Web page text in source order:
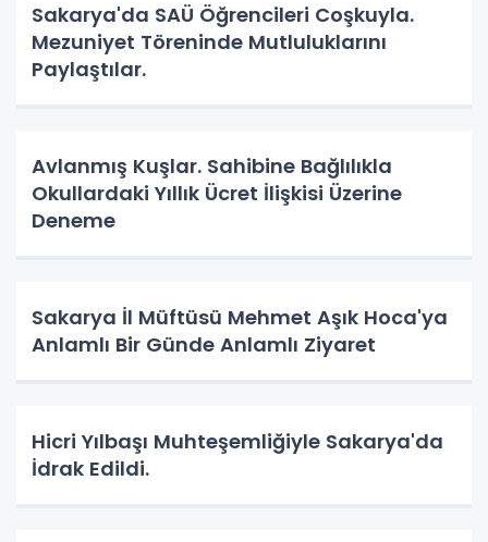
Sakarya'da SAÜ Öğrencileri Coşkuyla.
Mezuniyet Töreninde Mutluluklarını
Paylaştılar.
Avlanmış Kuşlar. Sahibine Bağlılıkla
Okullardaki Yıllık Ücret İlişkisi Üzerine
Deneme
Sakarya İl Müftüsü Mehmet Aşık Hoca'ya
Anlamlı Bir Günde Anlamlı Ziyaret
Hicri Yılbaşı Muhteşemliğiyle Sakarya'da
İdrak Edildi.